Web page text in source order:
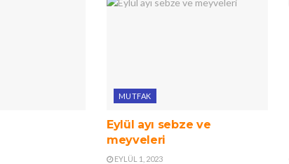
MUTFAK
Eylül ayı sebze ve
meyveleri
EYLÜL 1, 2023